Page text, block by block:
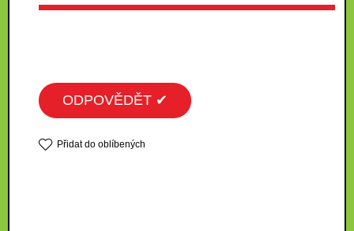
ODPOVĚDĚT ✔
Přidat do oblíbených